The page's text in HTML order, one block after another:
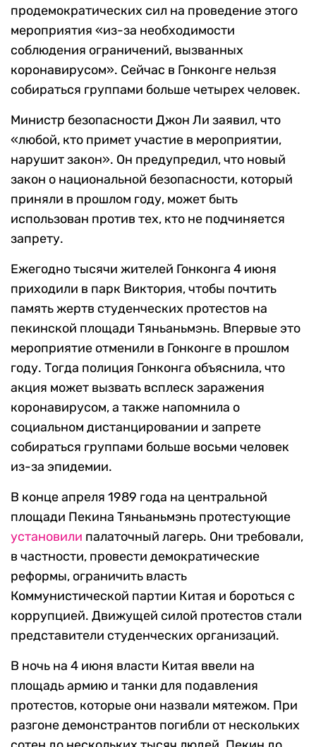
продемократических сил на проведение этого
мероприятия «из-за необходимости
соблюдения ограничений, вызванных
коронавирусом». Сейчас в Гонконге нельзя
собираться группами больше четырех человек.
Министр безопасности Джон Ли заявил, что
«любой, кто примет участие в мероприятии,
нарушит закон». Он предупредил, что новый
закон о национальной безопасности, который
приняли в прошлом году, может быть
использован против тех, кто не подчиняется
запрету.
Ежегодно тысячи жителей Гонконга 4 июня
приходили в парк Виктория, чтобы почтить
память жертв студенческих протестов на
пекинской площади Тяньаньмэнь. Впервые это
мероприятие отменили в Гонконге в прошлом
году. Тогда полиция Гонконга объяснила, что
акция может вызвать всплеск заражения
коронавирусом, а также напомнила о
социальном дистанцировании и запрете
собираться группами больше восьми человек
из-за эпидемии.
В конце апреля 1989 года на центральной
площади Пекина Тяньаньмэнь протестующие
установили палаточный лагерь. Они требовали,
в частности, провести демократические
реформы, ограничить власть
Коммунистической партии Китая и бороться с
коррупцией. Движущей силой протестов стали
представители студенческих организаций.
В ночь на 4 июня власти Китая ввели на
площадь армию и танки для подавления
протестов, которые они назвали мятежом. При
разгоне демонстрантов погибли от нескольких